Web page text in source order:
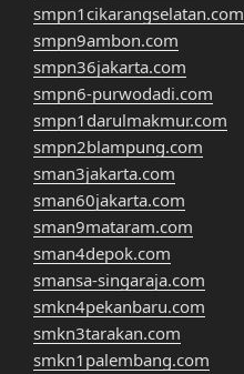
smpn1cikarangselatan.com
smpn9ambon.com
smpn36jakarta.com
smpn6-purwodadi.com
smpn1darulmakmur.com
smpn2blampung.com
sman3jakarta.com
sman60jakarta.com
sman9mataram.com
sman4depok.com
smansa-singaraja.com
smkn4pekanbaru.com
smkn3tarakan.com
smkn1palembang.com